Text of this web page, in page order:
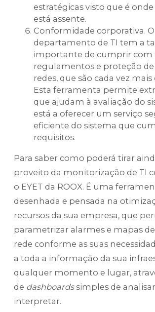
estratégicas visto que é
está assente.
Conformidade corporativa. O
departamento de TI tem a
importante de cumprir com
regulamentos e proteção de
redes, que são cada vez
Esta ferramenta permite
que ajudam à avaliação do
está a oferecer um serviço
eficiente do sistema que
requisitos.
Para saber como poderá tirar
proveito da monitorização de TI
o EYET da ROOX. É uma
desenhada e pensada na
recursos da sua empresa, que
parametrizar alarmes e mapas de
rede conforme as suas
a toda a informação da sua
qualquer momento e lugar,
de dashboardssimples de
interpretar.